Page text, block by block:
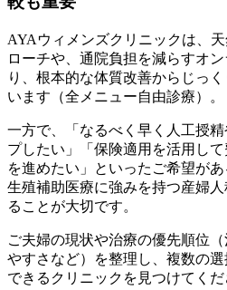
AYAウィメンズクリニックは、
ローチや、通院負担を減らすオ
り、根本的な体質改善からじっ
います（全メニュー自由診療）。
一方で、「なるべく早く人工授
プしたい」「保険適用を活用し
を進めたい」といったご希望が
生殖補助医療に強みを持つ産婦
ることが大切です。
ご夫婦の現状や治療の優先順位
やすさなど）を整理し、複数の
できるクリニックを見つけてくだ